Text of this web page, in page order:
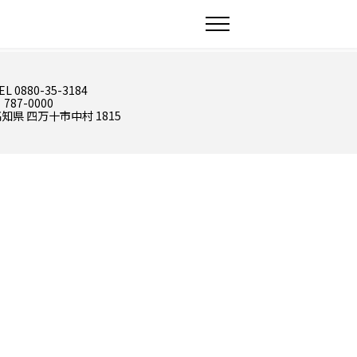
0880-35-3184
787-0000
県 四万十市中村 1815